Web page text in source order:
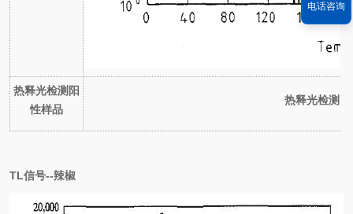
热释光检测阳
性样品
热释光检测阴
TL信号--辣椒
电话咨询